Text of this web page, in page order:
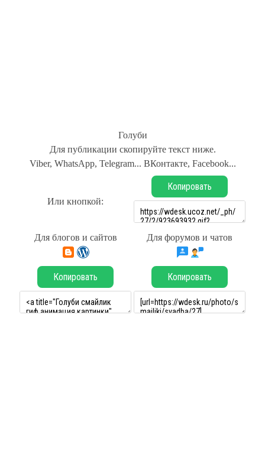
Голуби
Для публикации скопируйте текст ниже.
Viber, WhatsApp, Telegram... ВКонтакте, Facebook...
Или кнопкой:
Копировать
Для блогов и сайтов Для форумов и чатов
Копировать Копировать